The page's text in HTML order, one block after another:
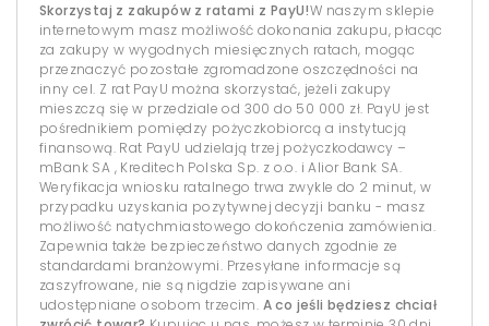
Skorzystaj z zakupów z ratami z PayU!W naszym sklepie
internetowym masz możliwość dokonania zakupu, płacąc
za zakupy w wygodnych miesięcznych ratach, mogąc
przeznaczyć pozostałe zgromadzone oszczędności na
inny cel. Z rat PayU można skorzystać, jeżeli zakupy
mieszczą się w przedziale od 300 do 50 000 zł. PayU jest
pośrednikiem pomiędzy pożyczkobiorcą a instytucją
finansową. Rat PayU udzielają trzej pożyczkodawcy –
mBank SA , Kreditech Polska Sp. z o.o. i Alior Bank SA.
Weryfikacja wniosku ratalnego trwa zwykle do 2 minut, w
przypadku uzyskania pozytywnej decyzji banku - masz
możliwość natychmiastowego dokończenia zamówienia.
Zapewnia także bezpieczeństwo danych zgodnie ze
standardami branżowymi. Przesyłane informacje są
zaszyfrowane, nie są nigdzie zapisywane ani
udostępniane osobom trzecim. A co jeśli będziesz chciał